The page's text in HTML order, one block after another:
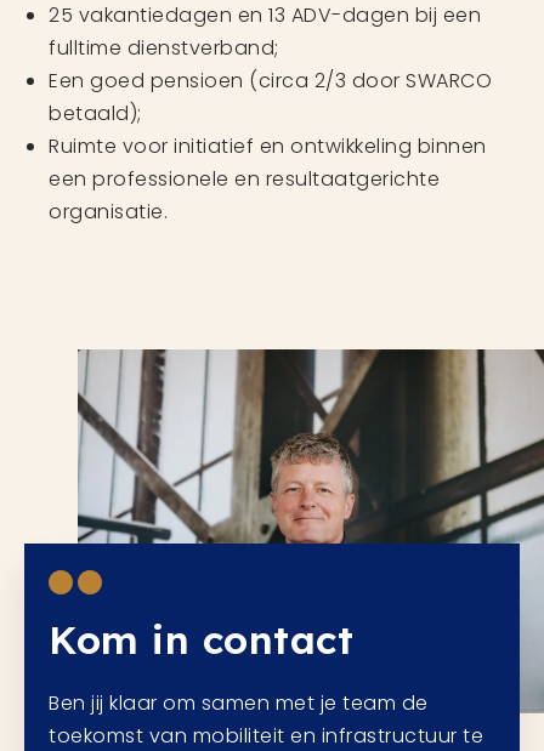
25 vakantiedagen en 13 ADV-dagen bij een
fulltime dienstverband;
Een goed pensioen (circa 2/3 door SWARCO
betaald);
Ruimte voor initiatief en ontwikkeling binnen
een professionele en resultaatgerichte
organisatie.
Kom in contact
Ben jij klaar om samen met je team de
toekomst van mobiliteit en infrastructuur te